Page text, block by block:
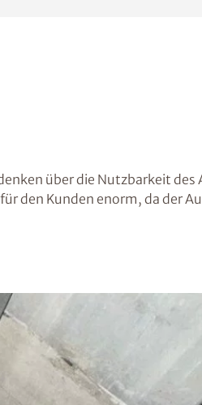
über die Nutzbarkeit des
den Kunden enorm, da der